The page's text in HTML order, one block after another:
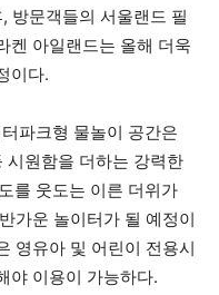
방문객들의 서울랜드 필
켄 아일랜드는 올해 더욱
이다.
파크형 물놀이 공간은
시원함을 더하는 강력한
를 웃도는 이른 더위가
가운 놀이터가 될 예정이
영유아 및 어린이 전용시
야 이용이 가능하다.